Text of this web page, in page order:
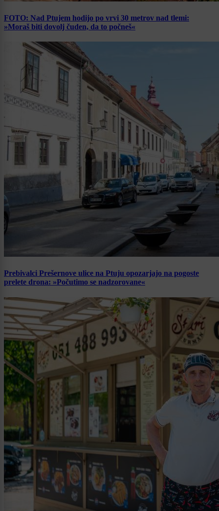
FOTO: Nad Ptujem hodijo po vrvi 30 metrov nad tlemi:
»Moraš biti dovolj čuden, da to počneš«
Prebivalci Prešernove ulice na Ptuju opozarjajo na pogoste
prelete drona: »Počutimo se nadzorovane«